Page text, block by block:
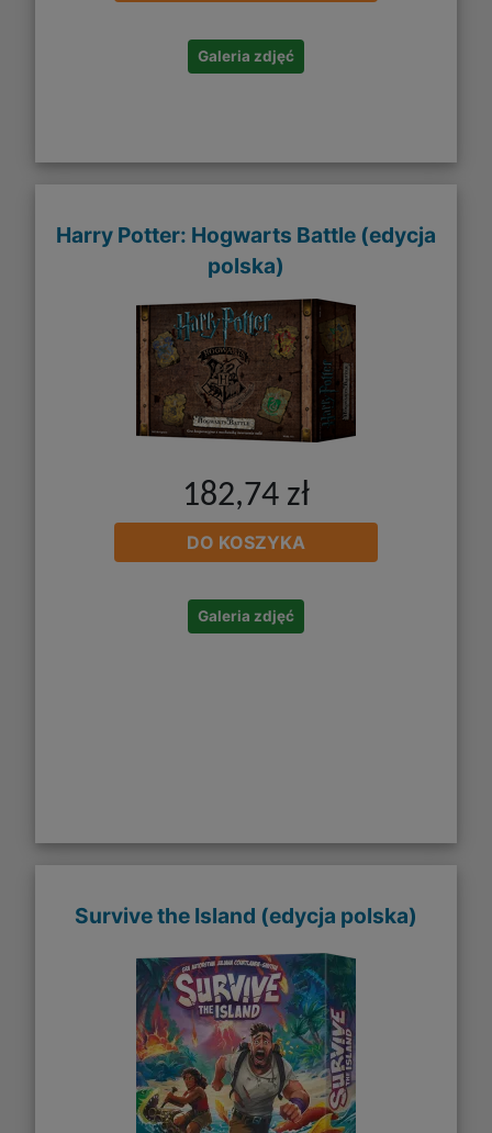
Galeria zdjęć
Harry Potter: Hogwarts Battle (edycja
polska)
182,74 zł
DO KOSZYKA
Galeria zdjęć
Survive the Island (edycja polska)